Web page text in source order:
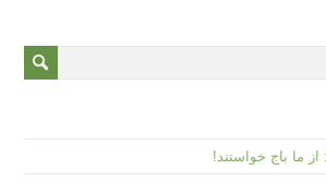
از ما باج خواستند!